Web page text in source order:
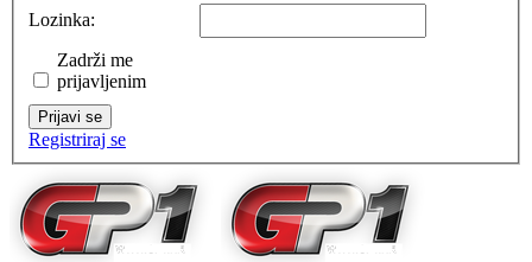
Lozinka:
Zadrži me
prijavljenim
Prijavi se
Registriraj se